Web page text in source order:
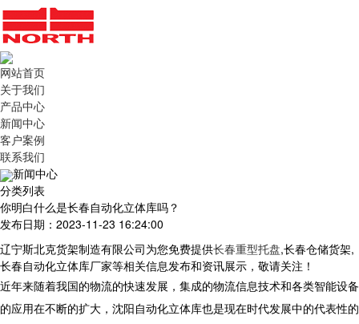
网站首页
关于我们
产品中心
新闻中心
客户案例
联系我们
新闻中心
分类列表
你明白什么是长春自动化立体库吗？
发布日期：2023-11-23 16:24:00
辽宁斯北克货架制造有限公司为您免费提供长春重型托盘,长春仓储货架,
长春自动化立体库厂家等相关信息发布和资讯展示，敬请关注！
近年来随着我国的物流的快速发展，集成的物流信息技术和各类智能设备
的应用在不断的扩大，沈阳自动化立体库也是现在时代发展中的代表性的